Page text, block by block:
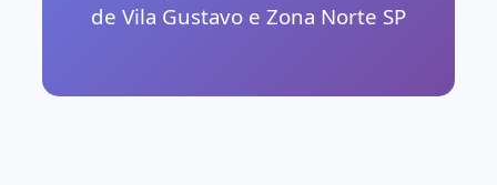
de Vila Gustavo e Zona Norte SP